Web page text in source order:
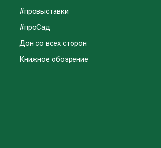
#провыставки
#проСад
Дон со всех сторон
Книжное обозрение